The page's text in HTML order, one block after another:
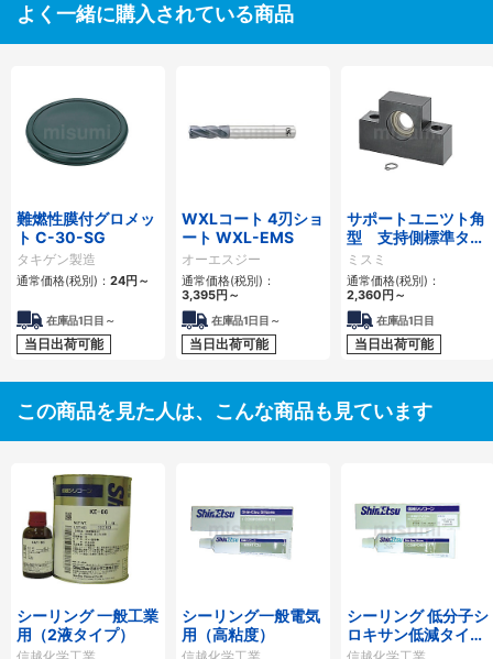
よく一緒に購入されている商品
難燃性膜付グロメッ
ト C-30-SG
タキゲン製造
通常価格(税別)： 24円～
在庫品1日目～
当日出荷可能
WXLコート 4刃ショ
ート WXL-EMS
オーエスジー
通常価格(税別)：
3,395円～
在庫品1日目～
当日出荷可能
サポートユニツト角
型 支持側標準タイ
プ
ミスミ
通常価格(税別)：
2,360円～
在庫品1日目
当日出荷可能
この商品を見た人は、こんな商品も見ています
シーリング 一般工業
用（2液タイプ）
シーリング一般電気
用（高粘度）
シーリング 低分子シ
ロキサン低減タイプ
（難燃用）